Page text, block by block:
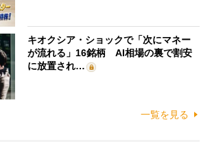
キオクシア・ショックで「次にマネー
が流れる」16銘柄 AI相場の裏で割安
に放置され…
一覧を見る